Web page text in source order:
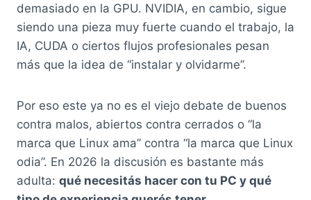
demasiado en la GPU. NVIDIA, en cambio, sigue
siendo una pieza muy fuerte cuando el trabajo, la
IA, CUDA o ciertos flujos profesionales pesan
más que la idea de “instalar y olvidarme”.
Por eso este ya no es el viejo debate de buenos
contra malos, abiertos contra cerrados o “la
marca que Linux ama” contra “la marca que Linux
odia”. En 2026 la discusión es bastante más
adulta: qué necesitás hacer con tu PC y qué